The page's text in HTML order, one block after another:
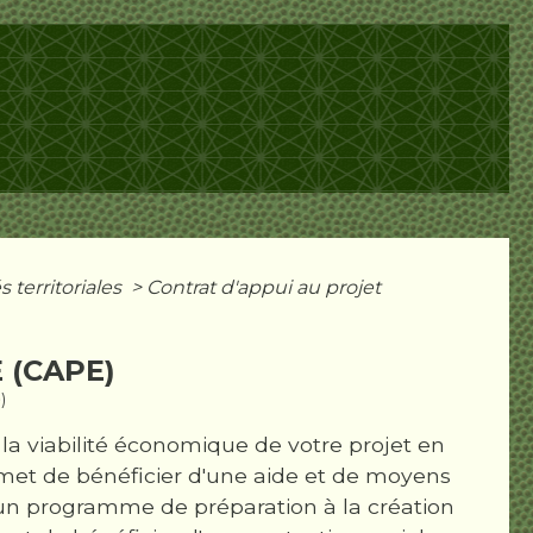
territoriales > Contrat d'appui au projet
(CAPE)
viabilité économique de votre projet en
de bénéficier d'une aide et de moyens
programme de préparation à la création